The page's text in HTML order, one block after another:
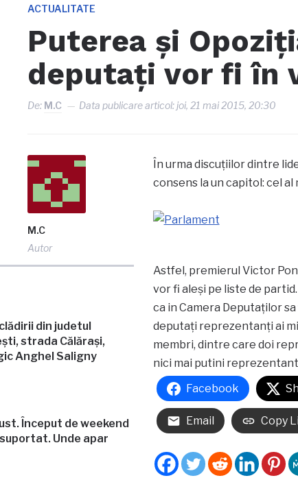
ACTUALITATE
Puterea şi
deputaţi vor fi în
De: M.C Data publicare articol:joi, 21 mai 2015, 20:30
M.C
Autor
din judetul
strada Călărași,
Anghel Saligny
Început de weekend
Unde apar
În urma discuţiilor dintre
consens la un capitol: cel
Astfel, premierul Victor
vor fi aleşi pe liste de partid.
ca in Camera Deputaţilor
deputaţi reprezentanţi ai
membri, dintre care doi
nici mai putini
Facebook
Email Copy